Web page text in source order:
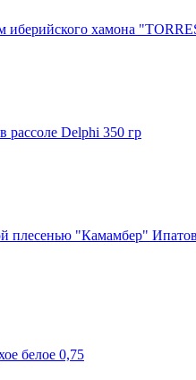
иберийского хамона
рассоле Delphi 350 гр
плесенью "Камамбер"
белое 0,75